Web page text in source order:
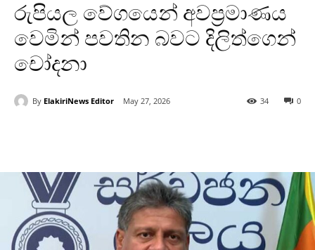
රුපියල වේගයෙන් අවප්‍රමාණය
වෙමින් පවතින බවට දිලිත්ගෙන්
චෝදනා
By ElakiriNews Editor May 27, 2026 0
34